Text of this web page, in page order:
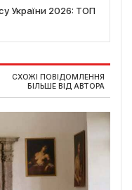
України 2026: ТОП
СХОЖІ ПОВІДОМЛЕННЯ
БІЛЬШЕ ВІД АВТОРА